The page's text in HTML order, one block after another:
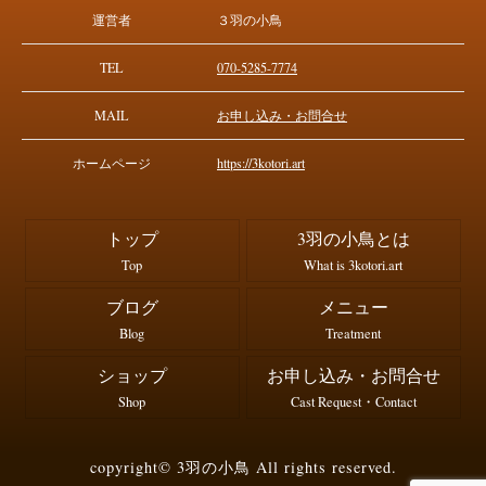
運営者 ３羽の小鳥
TEL 070-5285-7774
MAIL お申し込み・お問合せ
ホームページ https://3kotori.art
トップ
Top
3羽の小鳥とは
What is 3kotori.art
ブログ
Blog
メニュー
Treatment
ショップ
Shop
お申し込み・お問合せ
Cast Request・Contact
copyright© 3羽の小鳥 All rights reserved.